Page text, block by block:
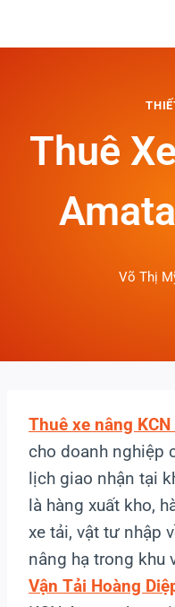
Thuê
Báo
Võ Thị
Thuê xe nâng
cho doanh nghiệp
lịch giao nhận tại
là hàng xuất kho,
xe tải, vật tư nhập
nâng hạ trong khu
Vận Tải Hoàng